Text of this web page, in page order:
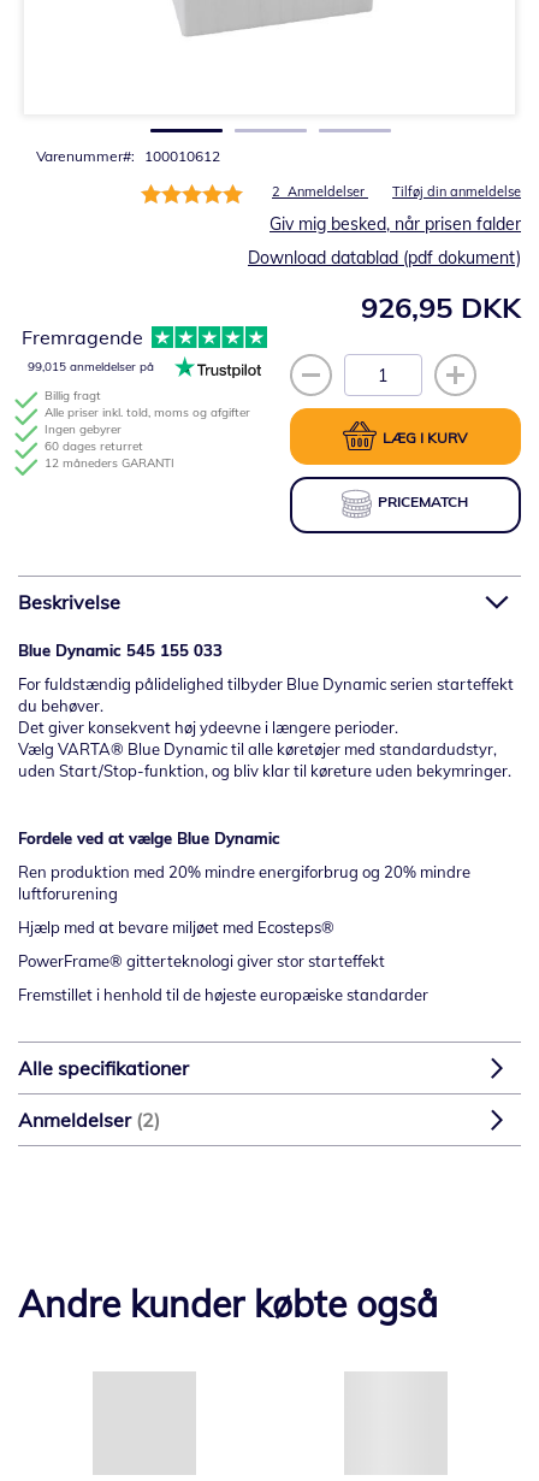
Varenummer 100010612
Bedømmelse:
2 Anmeldelser Tilføj din anmeldelse
926,95 DKK
Giv mig besked, når prisen falder
LÆG I KURV
PRICEMATCH
Billig fragt
Alle priser inkl. told, moms og afgifter
Ingen gebyrer
60 dages returret
12 måneders GARANTI
Fremragende
99,015 anmeldelser på
Download datablad (pdf dokument)
Beskrivelse
Blue Dynamic 545 155 033
For fuldstændig pålidelighed tilbyder Blue Dynamic serien starteffekt
du behøver.
Det giver konsekvent høj ydeevne i længere perioder.
Vælg VARTA® Blue Dynamic til alle køretøjer med standardudstyr,
uden Start/Stop-funktion, og bliv klar til køreture uden bekymringer.
Fordele ved at vælge Blue Dynamic
Ren produktion med 20% mindre energiforbrug og 20% mindre
luftforurening
Hjælp med at bevare miljøet med Ecosteps®
PowerFrame® gitterteknologi giver stor starteffekt
Fremstillet i henhold til de højeste europæiske standarder
Alle specifikationer
Anmeldelser 2
Andre kunder købte også